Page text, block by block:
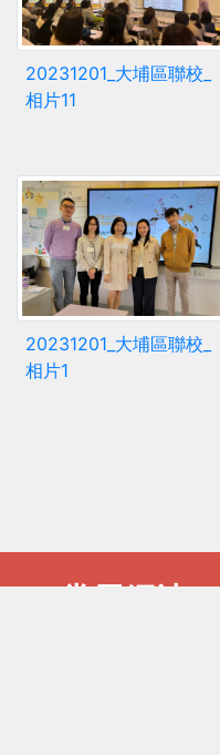
20231201_大埔區聯校_
相片11
20231201_大埔區聯校_
相片1
常用網站